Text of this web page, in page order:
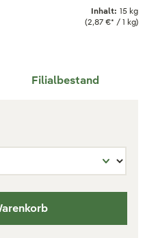
Inhalt: 15 kg
(2,87 €* / 1 kg)
Filialbestand